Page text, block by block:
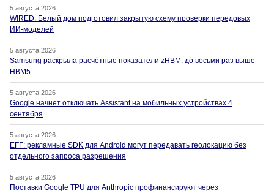
5 августа 2026
WIRED: Белый дом подготовил закрытую схему проверки передовых
ИИ-моделей
5 августа 2026
Samsung раскрыла расчётные показатели zHBM: до восьми раз выше
HBM5
5 августа 2026
Google начнет отключать Assistant на мобильных устройствах 4
сентября
5 августа 2026
EFF: рекламные SDK для Android могут передавать геолокацию без
отдельного запроса разрешения
5 августа 2026
Поставки Google TPU для Anthropic профинансируют через